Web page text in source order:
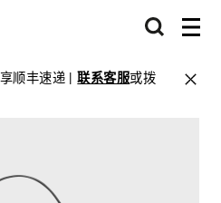
顺丰速递 |联系客服或拨